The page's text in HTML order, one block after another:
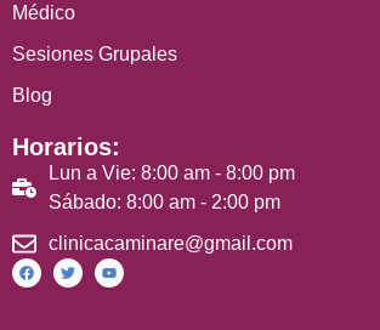
Médico
Sesiones Grupales
Blog
Horarios:
Lun a Vie: 8:00 am - 8:00 pm
Sábado: 8:00 am - 2:00 pm
clinicacaminare@gmail.com